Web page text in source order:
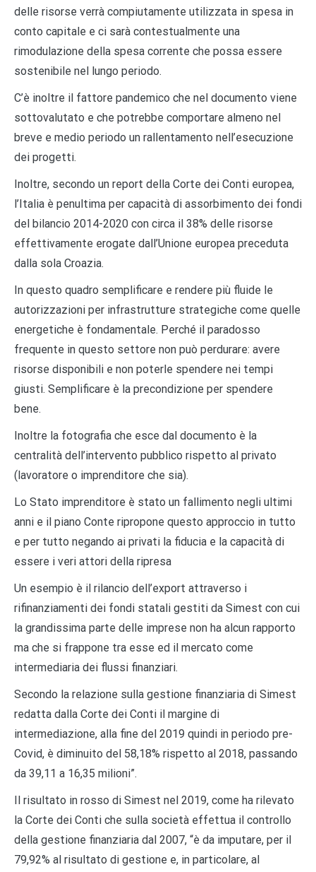
delle risorse verrà compiutamente utilizzata in spesa in
conto capitale e ci sarà contestualmente una
rimodulazione della spesa corrente che possa essere
sostenibile nel lungo periodo.
C’è inoltre il fattore pandemico che nel documento viene
sottovalutato e che potrebbe comportare almeno nel
breve e medio periodo un rallentamento nell’esecuzione
dei progetti.
Inoltre, secondo un report della Corte dei Conti europea,
l’Italia è penultima per capacità di assorbimento dei fondi
del bilancio 2014-2020 con circa il 38% delle risorse
effettivamente erogate dall’Unione europea preceduta
dalla sola Croazia.
In questo quadro semplificare e rendere più fluide le
autorizzazioni per infrastrutture strategiche come quelle
energetiche è fondamentale. Perché il paradosso
frequente in questo settore non può perdurare: avere
risorse disponibili e non poterle spendere nei tempi
giusti. Semplificare è la precondizione per spendere
bene.
Inoltre la fotografia che esce dal documento è la
centralità dell’intervento pubblico rispetto al privato
(lavoratore o imprenditore che sia).
Lo Stato imprenditore è stato un fallimento negli ultimi
anni e il piano Conte ripropone questo approccio in tutto
e per tutto negando ai privati la fiducia e la capacità di
essere i veri attori della ripresa
Un esempio è il rilancio dell’export attraverso i
rifinanziamenti dei fondi statali gestiti da Simest con cui
la grandissima parte delle imprese non ha alcun rapporto
ma che si frappone tra esse ed il mercato come
intermediaria dei flussi finanziari.
Secondo la relazione sulla gestione finanziaria di Simest
redatta dalla Corte dei Conti il margine di
intermediazione, alla fine del 2019 quindi in periodo pre-
Covid, è diminuito del 58,18% rispetto al 2018, passando
da 39,11 a 16,35 milioni”.
Il risultato in rosso di Simest nel 2019, come ha rilevato
la Corte dei Conti che sulla società effettua il controllo
della gestione finanziaria dal 2007, “è da imputare, per il
79,92% al risultato di gestione e, in particolare, al